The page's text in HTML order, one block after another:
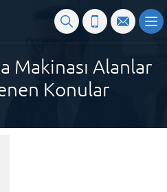
Makinası Alanlar
Konular